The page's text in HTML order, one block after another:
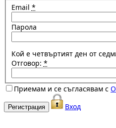
Email *
Парола
Кой е четвъртият ден от
Отговор: *
Приемам и се съгласявам с
Вход